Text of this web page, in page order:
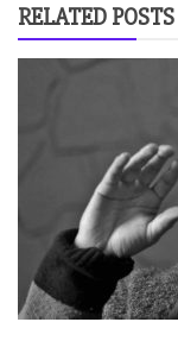
RELATED POSTS